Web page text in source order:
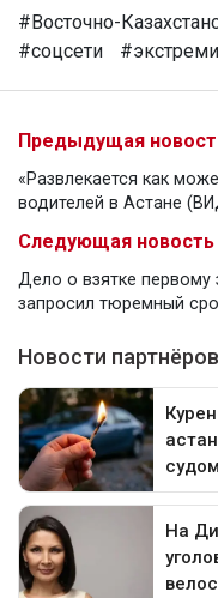
#Восточно-
#соцсети
Предыдущая
«Развлекается как
водителей в Астане
Следующая новость
Дело о взятке первому
запросил тюремный